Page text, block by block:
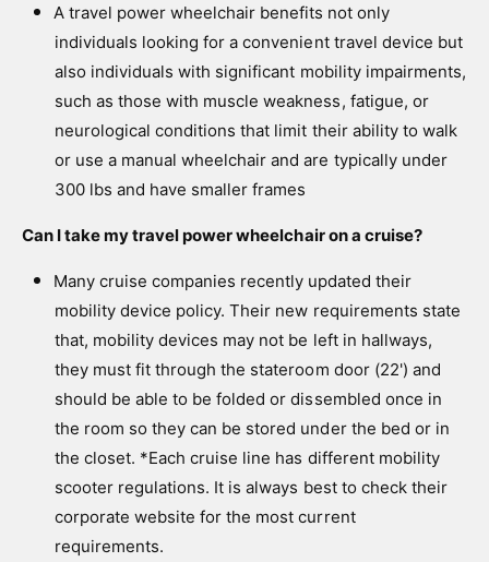
A travel power wheelchair benefits not only
individuals looking for a convenient travel device but
also individuals with significant mobility impairments,
such as those with muscle weakness, fatigue, or
neurological conditions that limit their ability to walk
or use a manual wheelchair and are typically under
300 lbs and have smaller frames
Can I take my travel power wheelchair on a cruise?
Many cruise companies recently updated their
mobility device policy. Their new requirements state
that, mobility devices may not be left in hallways,
they must fit through the stateroom door (22') and
should be able to be folded or dissembled once in
the room so they can be stored under the bed or in
the closet. *Each cruise line has different mobility
scooter regulations. It is always best to check their
corporate website for the most current
requirements.